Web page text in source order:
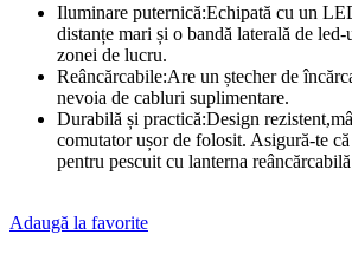
Iluminare puternică:Echipată cu un
distanțe mari și o bandă laterală de
zonei de lucru.
Reâncărcabile:Are un ștecher de
nevoia de cabluri suplimentare.
Durabilă și practică:Design
comutator ușor de folosit. Asigură-te
pentru pescuit cu lanterna
Adaugă la favorite